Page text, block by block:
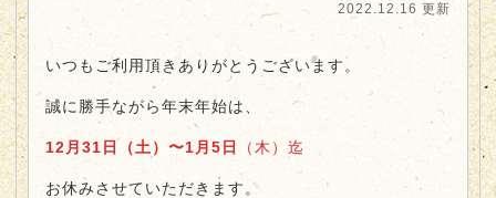
2022.12.16 更新
いつもご利用頂きありがとうございます。
誠に勝手ながら年末年始は、
12月31日（土）〜1月5日 （木）迄
お休みさせていただきます。